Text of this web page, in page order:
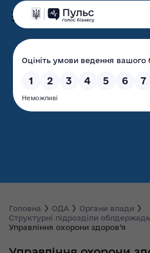
Волинська
державна
Головна ОДА
Органи влади
Структурні підрозділи
Управління охорони здоров’я